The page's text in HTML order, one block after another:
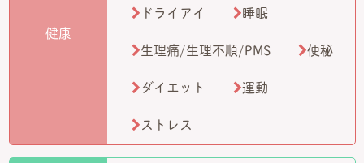
健康
ドライアイ
睡眠
生理痛/生理不順/PMS
便秘
ダイエット
運動
ストレス